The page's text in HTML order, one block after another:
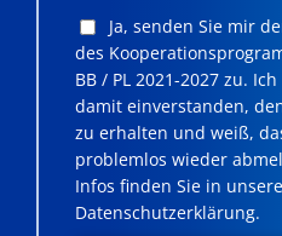
Ja, senden Sie mir
des
BB / PL 2021-2027 zu.
damit einverstanden,
zu erhalten und weiß,
problemlos wieder
Infos finden Sie in
Datenschutzerklärung.